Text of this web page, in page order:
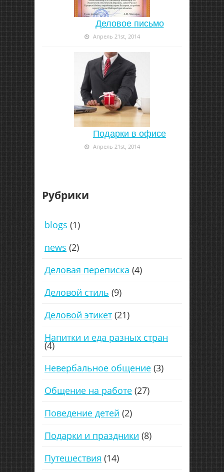
Деловое письмо
Апрель 21st, 2014
Подарки в офисе
Апрель 21st, 2014
Рубрики
blogs (1)
news (2)
Деловая переписка (4)
Деловой стиль (9)
Деловой этикет (21)
Напитки и еда разных стран
(4)
Невербальное общение (3)
Общение на работе (27)
Поведение детей (2)
Подарки и праздники (8)
Путешествия (14)